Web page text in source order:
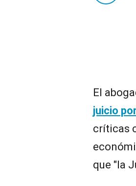
El
juicio
críticas
que "la